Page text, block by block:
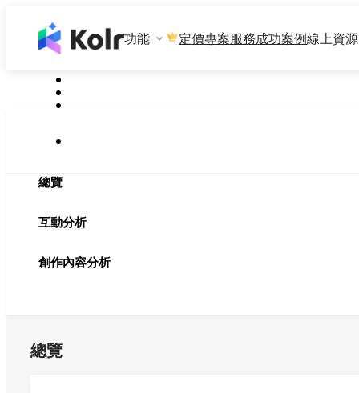
功能 定價專案服務成功案例線上資源
總覽
互動分析
創作內容分析
總覽